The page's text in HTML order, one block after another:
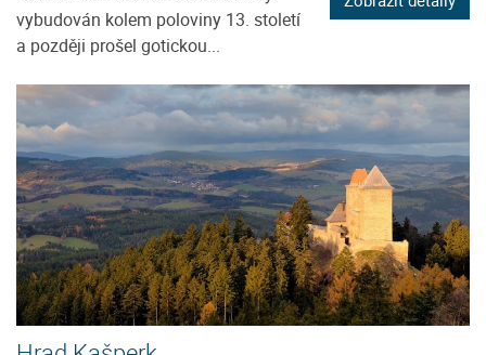
vybudován kolem poloviny 13. století
a později prošel gotickou...